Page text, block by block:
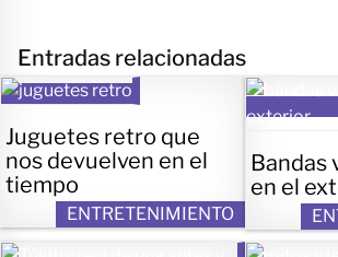
Entradas relacionadas
Juguetes retro que
nos devuelven en el
tiempo
ENTRETENIMIENTO
Bandas
en el